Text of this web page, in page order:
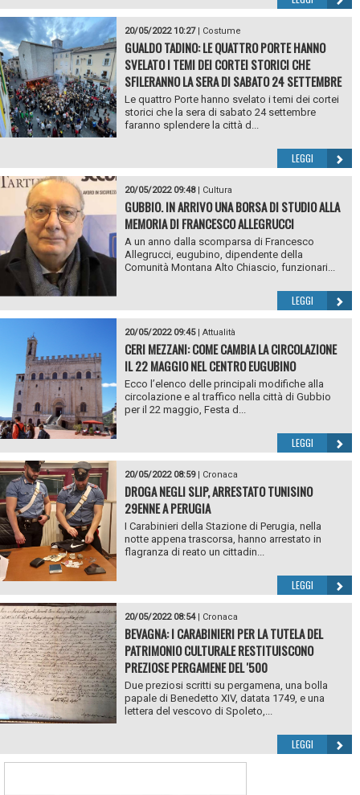
20/05/2022 10:27| Costume
GUALDO TADINO: LE QUATTRO PORTE HANNO
SVELATO I TEMI DEI CORTEI STORICI CHE
SFILERANNO LA SERA DI SABATO 24 SETTEMBRE
Le quattro Porte hanno svelato i temi dei cortei
storici che la sera di sabato 24 settembre
faranno splendere la città d...
LEGGI
20/05/2022 09:48| Cultura
GUBBIO. IN ARRIVO UNA BORSA DI STUDIO ALLA
MEMORIA DI FRANCESCO ALLEGRUCCI
A un anno dalla scomparsa di Francesco
Allegrucci, eugubino, dipendente della
Comunità Montana Alto Chiascio, funzionari...
LEGGI
20/05/2022 09:45| Attualità
CERI MEZZANI: COME CAMBIA LA CIRCOLAZIONE
IL 22 MAGGIO NEL CENTRO EUGUBINO
Ecco l’elenco delle principali modifiche alla
circolazione e al traffico nella città di Gubbio
per il 22 maggio, Festa d...
LEGGI
20/05/2022 08:59| Cronaca
DROGA NEGLI SLIP, ARRESTATO TUNISINO
29ENNE A PERUGIA
I Carabinieri della Stazione di Perugia, nella
notte appena trascorsa, hanno arrestato in
flagranza di reato un cittadin...
LEGGI
20/05/2022 08:54| Cronaca
BEVAGNA: I CARABINIERI PER LA TUTELA DEL
PATRIMONIO CULTURALE RESTITUISCONO
PREZIOSE PERGAMENE DEL '500
Due preziosi scritti su pergamena, una bolla
papale di Benedetto XIV, datata 1749, e una
lettera del vescovo di Spoleto,...
LEGGI